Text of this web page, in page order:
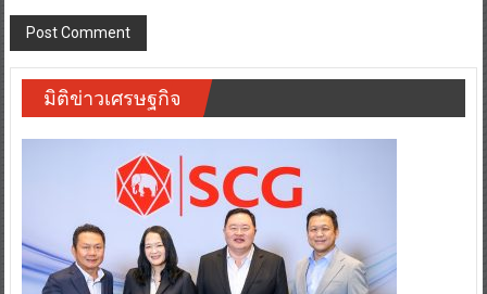
Save my name, email, and website in this browser for the next time
I comment.
มิติข่าวเศรษฐกิจ